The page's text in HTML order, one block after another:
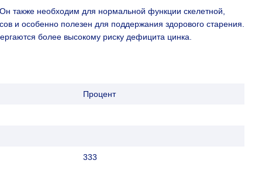
также необходим для нормальной функции скелетной,
и особенно полезен для поддержания здорового старения.
более высокому риску дефицита цинка.
Процент
333